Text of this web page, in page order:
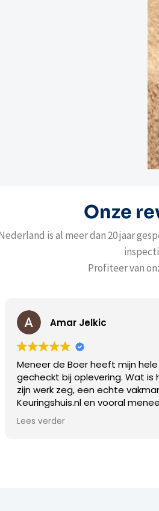
Onze
is al meer dan 20 jaar
Profiteer van
hele huis
is hij goed in
de Boer
en service!
Op
een
letterlijk
koper